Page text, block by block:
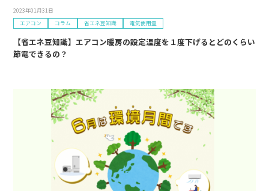
2023年01月31日
エアコン
コラム 省エネ豆知識 電気使用量
【省エネ豆知識】エアコン暖房の設定温度を１度下げるとどのくらい
節電できるの？